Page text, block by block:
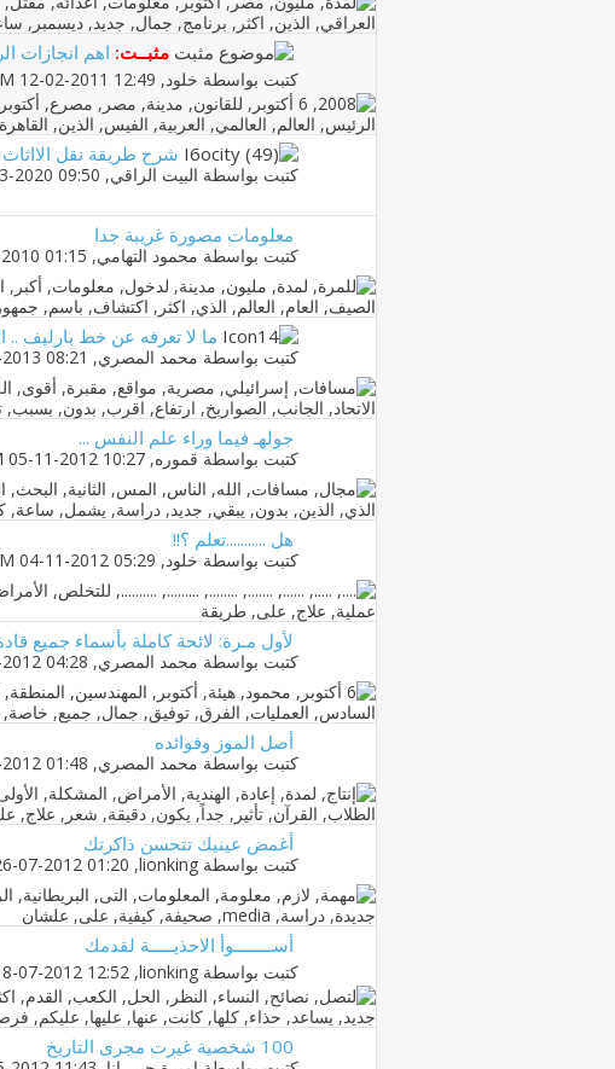
مثبــت: اهم انجازات
كتبت بواسطة خلود‏, 12-02-2011 12:49 AM
شرح طريقة نقل
كتبت بواسطة البيت الراقي‏, 27-03-2020 09:50 PM
معلومات مصورة غريبة جدا
كتبت بواسطة محمود التهامي‏, 27-07-2010 01:15 PM
ما لا تعرفه عن خط بارليف ..
كتبت بواسطة محمد المصري‏, 27-08-2013 08:21 PM
جولهـ فيما وراء علم النفس ...
كتبت بواسطة قموره‏, 05-11-2012 10:27 PM
هل ...........تعلم ؟!!
كتبت بواسطة خلود‏, 04-11-2012 05:29 PM
لأول مـرة: لائحة كاملة بأسماء جميع قادة
كتبت بواسطة محمد المصري‏, 05-10-2012 04:28 PM
أصل الموز وفوائده
كتبت بواسطة محمد المصري‏, 30-07-2012 01:48 PM
أغمض عينيك تتحسن ذاكرتك
كتبت بواسطة lionking
‏, 26-07-2012 01:20 PM
أســــــــوأ الاحذيـــــة لقدمك
كتبت بواسطة lionking
‏, 18-07-2012 12:52 PM
100 شخصية غيرت مجرى التاريخ